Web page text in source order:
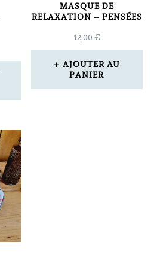
MASQUE DE
RELAXATION – PENSÉES
12,00 €
AJOUTER AU
PANIER